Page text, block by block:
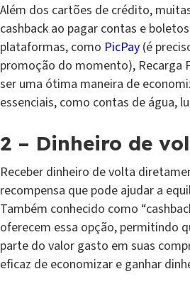
Além dos cartões de crédito,
cashback ao pagar contas e
plataformas, como PicPay (é
promoção do momento), Recarga
ser uma ótima maneira de
essenciais, como contas de água,
2 – Dinheiro de
Receber dinheiro de volta
recompensa que pode ajudar a
Também conhecido como
oferecem essa opção, permitindo
parte do valor gasto em suas
eficaz de economizar e ganhar